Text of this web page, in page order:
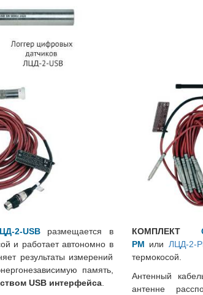
2-USBразмещается в
и работает автономно в
результаты измерений
память,
USB интерфейса.
КОМПЛЕКТ
РМ или ЛЦД-2-
термокосой.
Антенный
антенне